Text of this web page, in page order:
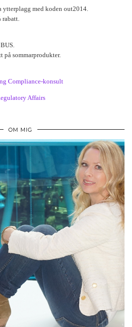
ytterplagg med koden out2014.
rabatt.
på sommarprodukter.
Compliance-konsult
Affairs
OM MIG